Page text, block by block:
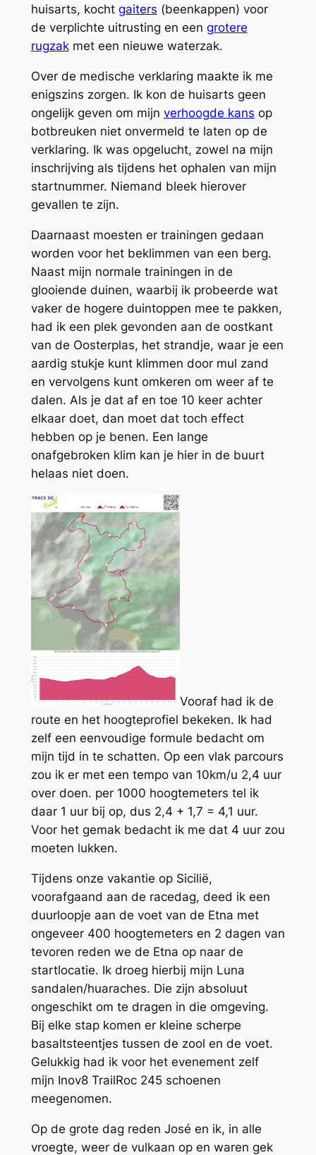
huisarts, kocht gaiters (beenkappen) voor
de verplichte uitrusting en een grotere
rugzakmet een nieuwe waterzak.
Over de medische verklaring maakte ik me
enigszins zorgen. Ik kon de huisarts geen
ongelijk geven om mijn verhoogde kans op
botbreuken niet onvermeld te laten op de
verklaring. Ik was opgelucht, zowel na mijn
inschrijving als tijdens het ophalen van mijn
startnummer. Niemand bleek hierover
gevallen te zijn.
Daarnaast moesten er trainingen gedaan
worden voor het beklimmen van een berg.
Naast mijn normale trainingen in de
glooiende duinen, waarbij ik probeerde wat
vaker de hogere duintoppen mee te pakken,
had ik een plek gevonden aan de oostkant
van de Oosterplas, het strandje, waar je een
aardig stukje kunt klimmen door mul zand
en vervolgens kunt omkeren om weer af te
dalen. Als je dat af en toe 10 keer achter
elkaar doet, dan moet dat toch effect
hebben op je benen. Een lange
onafgebroken klim kan je hier in de buurt
helaas niet doen.
Vooraf had ik de
route en het hoogteprofiel bekeken. Ik had
zelf een eenvoudige formule bedacht om
mijn tijd in te schatten. Op een vlak parcours
zou ik er met een tempo van 10km/u 2,4 uur
over doen. per 1000 hoogtemeters tel ik
daar 1 uur bij op, dus 2,4 + 1,7 = 4,1 uur.
Voor het gemak bedacht ik me dat 4 uur zou
moeten lukken.
Tijdens onze vakantie op Sicilië,
voorafgaand aan de racedag, deed ik een
duurloopje aan de voet van de Etna met
ongeveer 400 hoogtemeters en 2 dagen van
tevoren reden we de Etna op naar de
startlocatie. Ik droeg hierbij mijn Luna
sandalen/huaraches. Die zijn absoluut
ongeschikt om te dragen in die omgeving.
Bij elke stap komen er kleine scherpe
basaltsteentjes tussen de zool en de voet.
Gelukkig had ik voor het evenement zelf
mijn Inov8 TrailRoc 245 schoenen
meegenomen.
Op de grote dag reden José en ik, in alle
vroegte, weer de vulkaan op en waren gek